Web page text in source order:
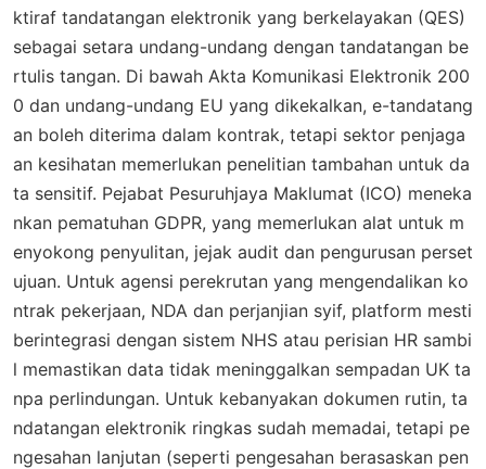
ktiraf tandatangan elektronik yang berkelayakan (QES)
sebagai setara undang-undang dengan tandatangan be
rtulis tangan. Di bawah Akta Komunikasi Elektronik 200
0 dan undang-undang EU yang dikekalkan, e-tandatang
an boleh diterima dalam kontrak, tetapi sektor penjaga
an kesihatan memerlukan penelitian tambahan untuk da
ta sensitif. Pejabat Pesuruhjaya Maklumat (ICO) meneka
nkan pematuhan GDPR, yang memerlukan alat untuk m
enyokong penyulitan, jejak audit dan pengurusan perset
ujuan. Untuk agensi perekrutan yang mengendalikan ko
ntrak pekerjaan, NDA dan perjanjian syif, platform mesti
berintegrasi dengan sistem NHS atau perisian HR sambi
l memastikan data tidak meninggalkan sempadan UK ta
npa perlindungan. Untuk kebanyakan dokumen rutin, ta
ndatangan elektronik ringkas sudah memadai, tetapi pe
ngesahan lanjutan (seperti pengesahan berasaskan pen